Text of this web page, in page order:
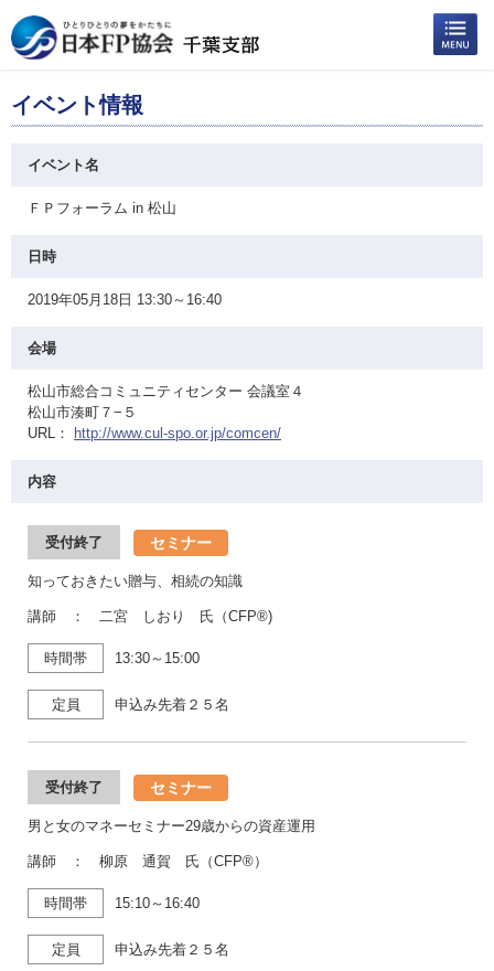
イベント情報
イベント名
ＦＰフォーラム in 松山
日時
2019年05月18日 13:30～16:40
会場
松山市総合コミュニティセンター 会議室４
松山市湊町７−５
URL：
http://www.cul-spo.or.jp/comcen/
内容
受付終了 セミナー
知っておきたい贈与、相続の知識
講師 ： 二宮 しおり 氏（CFP®)
時間帯 13:30～15:00
定員 申込み先着２５名
受付終了 セミナー
男と女のマネーセミナー29歳からの資産運用
講師 ： 柳原 通賀 氏（CFP®）
時間帯 15:10～16:40
定員 申込み先着２５名